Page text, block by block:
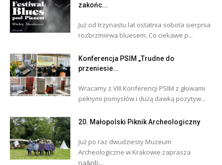
zakońc...
Już od trzynastu lat ostatnia sobota sierpnia
rozbrzmiewa bluesem. Co ciekawe p...
Konferencja PSIM „Trudne do
przeniesie...
Wracamy z VIII Konferencji PSIM z głowami
pełnymi pomysłów i dużą dawką pozytyw...
20. Małopolski Piknik Archeologiczny
Już po raz dwudziesty Muzeum
Archeologiczne w Krakowie zaprasza
na&nb...